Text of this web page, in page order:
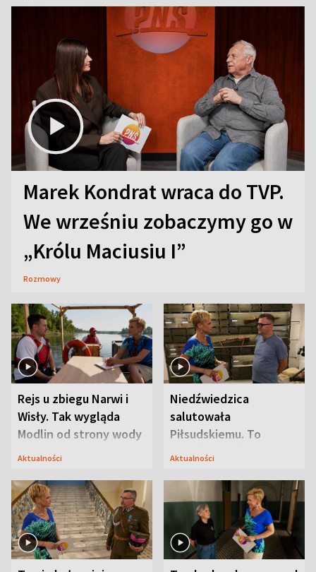
Marek Kondrat wraca do TVP.
We wrześniu zobaczymy go w
„Królu Maciusiu I”
Rozmowy
Rejs u zbiegu Narwi i
Wisły. Tak wygląda
Modlin od strony wody
Aktualności
Niedźwiedzica
salutowała
Piłsudskiemu. To
niejedyna tajemnica
Aktualności